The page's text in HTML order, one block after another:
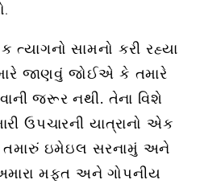
સામનો કરી રહ્યા
જાણવું જોઈએ કે તમારે
જરૂર નથી. તેના વિશે
ઉપચારની યાત્રાનો એક
તમારું ઇમેઇલ સરનામું અને
મફત અને ગોપનીય